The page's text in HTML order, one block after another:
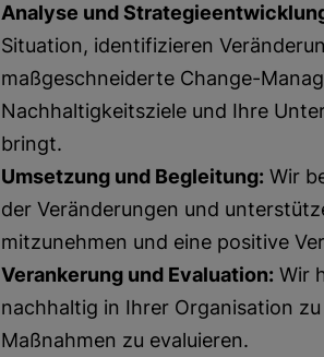
Analyse und
Situation, identifizieren
maßgeschneiderte Change-
Nachhaltigkeitsziele und Ihre
bringt.
Umsetzung und Begleitung: Wir
der Veränderungen und
mitzunehmen und eine positive
Verankerung und Evaluation: Wir
nachhaltig in Ihrer Organisation
Maßnahmen zu evaluieren.